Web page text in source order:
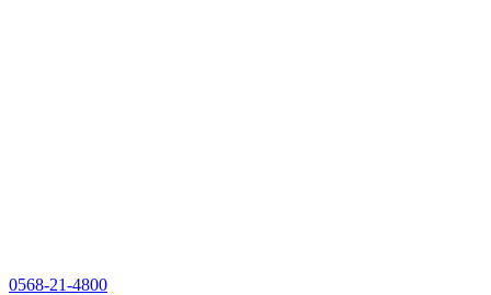
0568-21-4800